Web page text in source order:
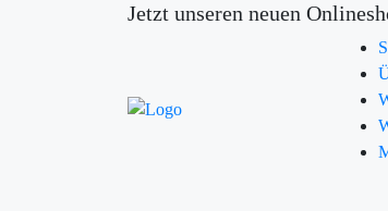
Jetzt unseren neuen